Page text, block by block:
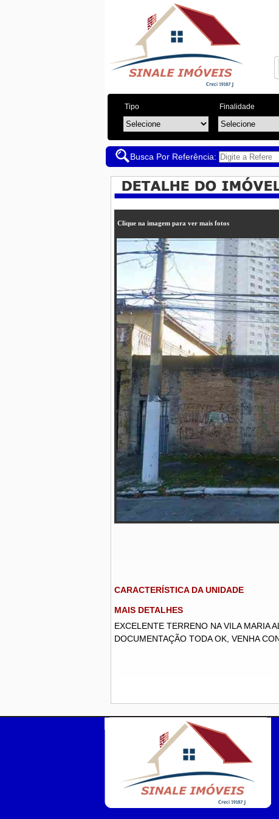
Tipo Finalidade
Busca Por Referência:
Clique na imagem para ver mais fotos
CARACTERÍSTICA DA UNIDADE
MAIS DETALHES
EXCELENTE TERRENO NA VILA MARIA
DOCUMENTAÇÃO TODA OK, VENHA